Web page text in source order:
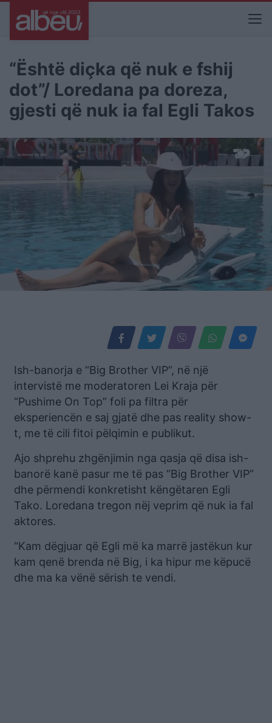
“Është diçka që nuk e fshij
dot”/ Loredana pa doreza,
gjesti që nuk ia fal Egli Takos
Ish-banorja e “Big Brother VIP”, në një
intervistë me moderatoren Lei Kraja për
“Pushime On Top” foli pa filtra për
eksperiencën e saj gjatë dhe pas reality show-
t, me të cili fitoi pëlqimin e publikut.
Ajo shprehu zhgënjimin nga qasja që disa ish-
banorë kanë pasur me të pas “Big Brother VIP”
dhe përmendi konkretisht këngëtaren Egli
Tako. Loredana tregon nëj veprim që nuk ia fal
aktores.
“Kam dëgjuar që Egli më ka marrë jastëkun kur
kam qenë brenda në Big, i ka hipur me këpucë
dhe ma ka vënë sërish te vendi.